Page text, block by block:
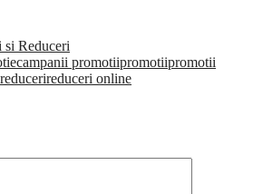
si Reduceri
campanii promotiipromotiipromotii
reducerireduceri online